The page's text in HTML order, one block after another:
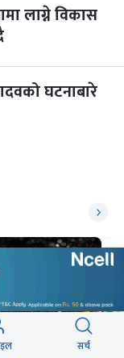
लाग्ने विकास
घटनाबारे
सर्च